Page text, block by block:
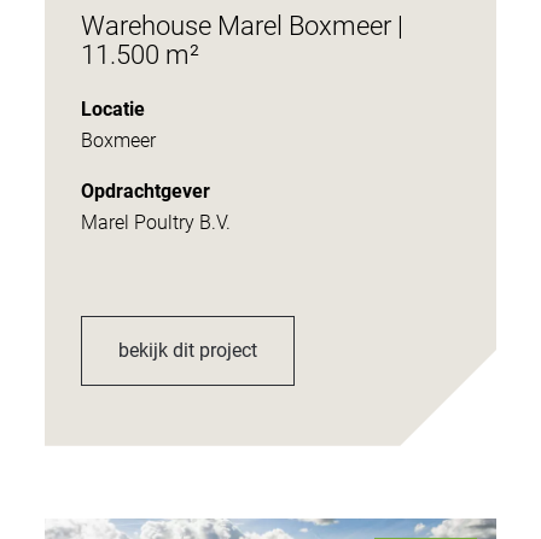
Warehouse Marel Boxmeer |
11.500 m²
Locatie
Boxmeer
Opdrachtgever
Marel Poultry B.V.
bekijk dit project